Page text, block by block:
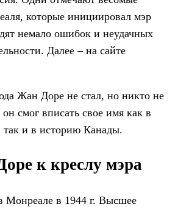
которые инициировал мэр
немало ошибок и неудачных
Далее – на сайте
Жан Доре не стал, но никто не
он смог вписать свое имя как в
и в историю Канады.
к креслу мэра
Монреале в 1944 г. Высшее